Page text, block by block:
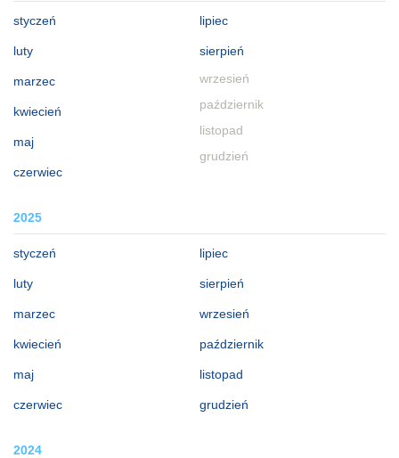
styczeń
luty
marzec
kwiecień
maj
czerwiec
lipiec
sierpień
wrzesień
październik
listopad
grudzień
2025
styczeń
luty
marzec
kwiecień
maj
czerwiec
lipiec
sierpień
wrzesień
październik
listopad
grudzień
2024